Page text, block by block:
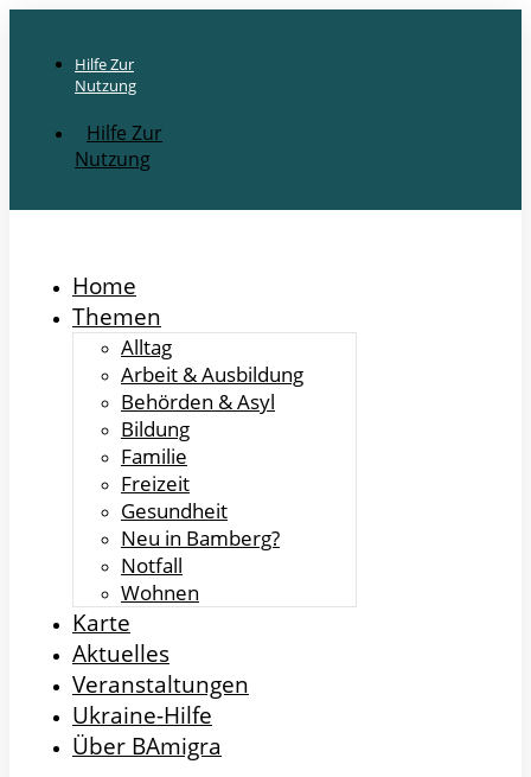
Hilfe Zur
Nutzung
Hilfe Zur
Nutzung
Home
Themen
Alltag
Arbeit & Ausbildung
Behörden & Asyl
Bildung
Familie
Freizeit
Gesundheit
Neu in Bamberg?
Notfall
Wohnen
Karte
Aktuelles
Veranstaltungen
Ukraine-Hilfe
Über BAmigra